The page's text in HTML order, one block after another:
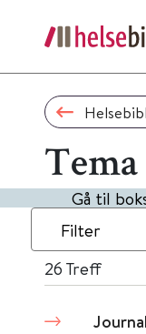
Tema
Gå til
Filter
26 Treff